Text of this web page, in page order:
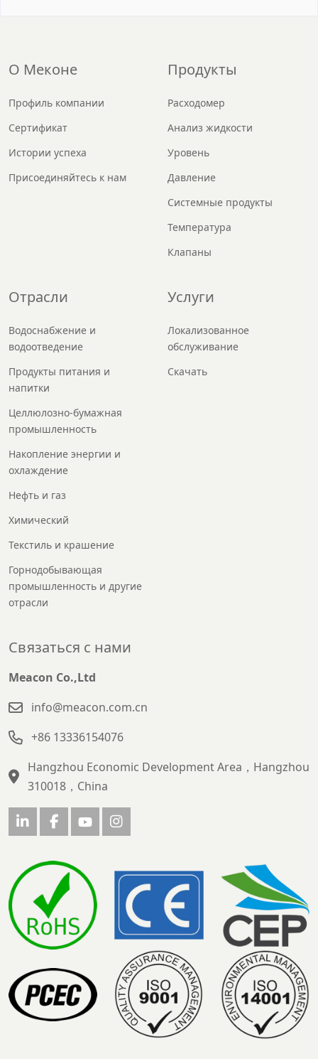
О Меконе
Профиль компании
Сертификат
Истории успеха
Присоединяйтесь к нам
Продукты
Расходомер
Анализ жидкости
Уровень
Давление
Системные продукты
Температура
Клапаны
Отрасли
Водоснабжение и
водоотведение
Продукты питания и
напитки
Целлюлозно-бумажная
промышленность
Накопление энергии и
охлаждение
Нефть и газ
Химический
Текстиль и крашение
Горнодобывающая
промышленность и другие
отрасли
Услуги
Локализованное
обслуживание
Скачать
Связаться с нами
Meacon Co.,Ltd
info@meacon.com.cn
+86 13336154076
Hangzhou Economic Development Area，Hangzhou
310018，China